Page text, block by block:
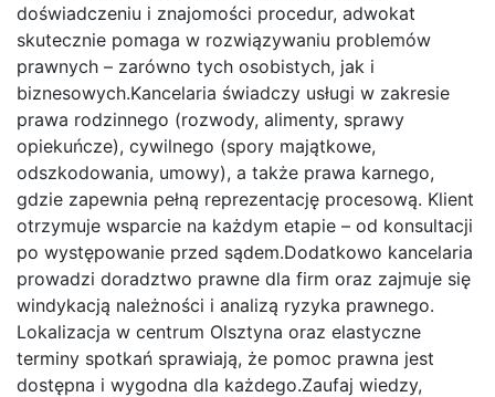
doświadczeniu i znajomości procedur, adwokat
skutecznie pomaga w rozwiązywaniu problemów
prawnych – zarówno tych osobistych, jak i
biznesowych.Kancelaria świadczy usługi w zakresie
prawa rodzinnego (rozwody, alimenty, sprawy
opiekuńcze), cywilnego (spory majątkowe,
odszkodowania, umowy), a także prawa karnego,
gdzie zapewnia pełną reprezentację procesową. Klient
otrzymuje wsparcie na każdym etapie – od konsultacji
po występowanie przed sądem.Dodatkowo kancelaria
prowadzi doradztwo prawne dla firm oraz zajmuje się
windykacją należności i analizą ryzyka prawnego.
Lokalizacja w centrum Olsztyna oraz elastyczne
terminy spotkań sprawiają, że pomoc prawna jest
dostępna i wygodna dla każdego.Zaufaj wiedzy,